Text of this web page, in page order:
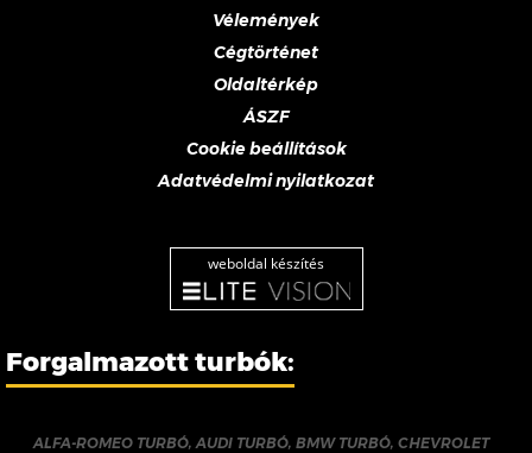
Vélemények
Cégtörténet
Oldaltérkép
ÁSZF
Cookie beállítások
Adatvédelmi nyilatkozat
weboldal készítés
Forgalmazott turbók:
ALFA-ROMEO TURBÓ,AUDI TURBÓ, BMW TURBÓ, CHEVROLET